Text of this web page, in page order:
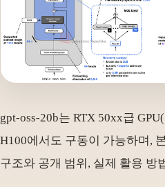
gpt-oss-20b는 RTX 50xx급
H100에서도 구동이 가능하며,
구조와 공개 범위, 실제 활용 방